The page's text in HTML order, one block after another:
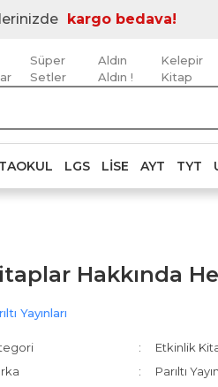
kargo bedava!
Süper
Setler
Aldın
Aldın !
Kelepir
Kitap
LGS LISE AYT TYT
Hakkında
Yayınları
Etkinlik
Parıltı